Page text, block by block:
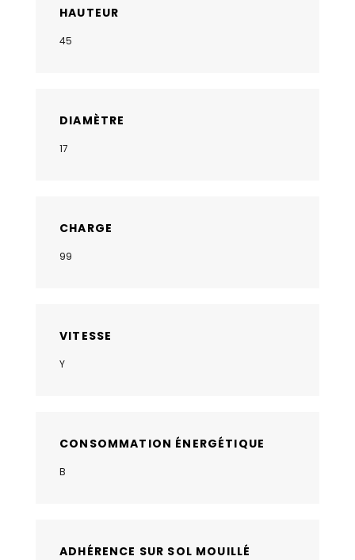
HAUTEUR
45
DIAMÈTRE
17
CHARGE
99
VITESSE
Y
CONSOMMATION ÉNERGÉTIQUE
B
ADHÉRENCE SUR SOL MOUILLÉ